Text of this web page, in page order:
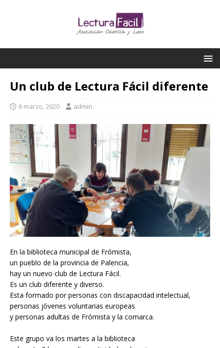
Un club de Lectura Fácil diferente
6 marzo, 2020 admin
En la biblioteca municipal de Frómista,
un pueblo de la provincia de Palencia,
hay un nuevo club de Lectura Fácil.
Es un club diferente y diverso.
Esta formado por personas con discapacidad intelectual,
personas jóvenes voluntarias europeas
y personas adultas de Frómista y la comarca.
Este grupo va los martes a la biblioteca